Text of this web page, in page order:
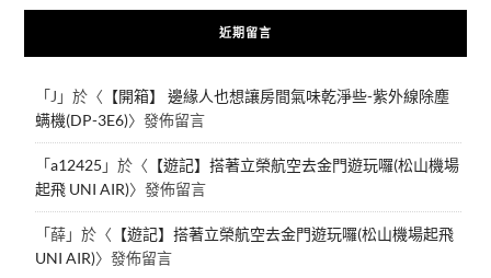
近期留言
「J 」於〈 【開箱】 邊緣人也想讓房間氣味乾淨些-紫外線除塵
螨機(DP-3E6)〉發佈留言
「a12425 」於〈 【遊記】搭著立榮航空去金門遊玩囉(松山機場
起飛 UNI AIR)〉發佈留言
「薛」於〈 【遊記】搭著立榮航空去金門遊玩囉(松山機場起飛
UNI AIR)〉發佈留言